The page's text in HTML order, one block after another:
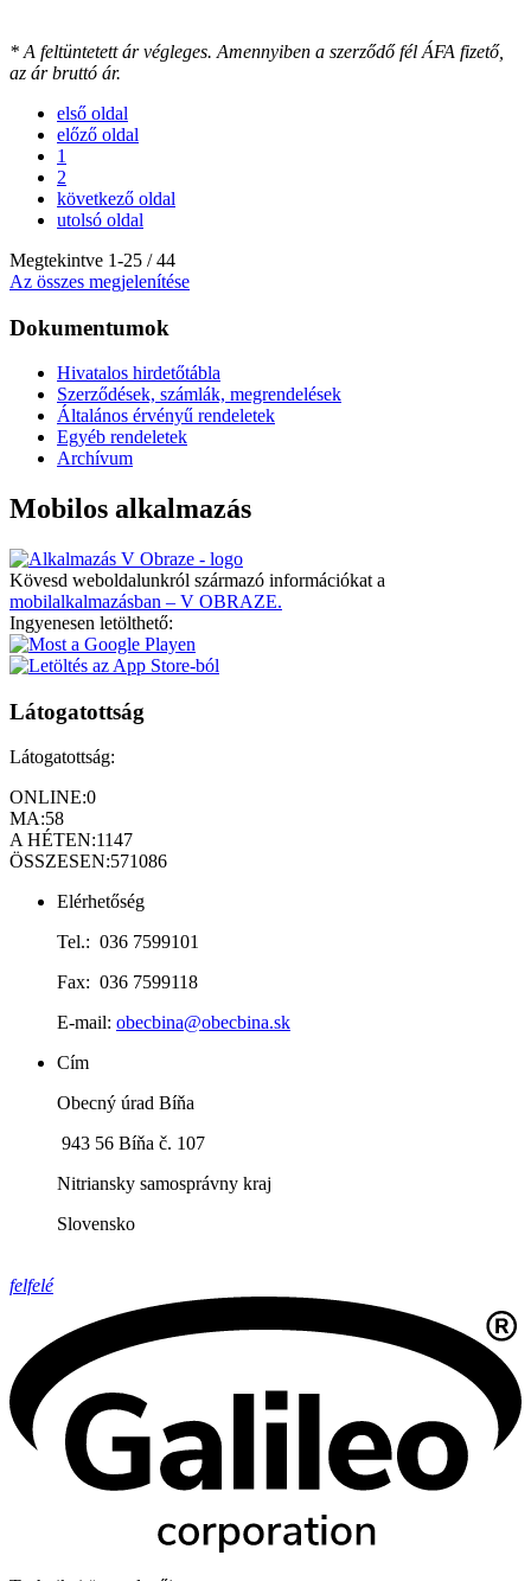
* A feltüntetett ár végleges. Amennyiben a szerződő fél ÁFA fizető,
az ár bruttó ár.
első oldal
előző oldal
1
2
következő oldal
utolsó oldal
Megtekintve 1-25 / 44
Az összes megjelenítése
Dokumentumok
Hivatalos hirdetőtábla
Szerződések, számlák, megrendelések
Általános érvényű rendeletek
Egyéb rendeletek
Archívum
Mobilos alkalmazás
Kövesd weboldalunkról származó információkat a
mobilalkalmazásban – V OBRAZE.
Ingyenesen letölthető:
Látogatottság
Látogatottság:
ONLINE:0
MA:58
A HÉTEN:1147
ÖSSZESEN:571086
Elérhetőség
Tel.: 036 7599101
Fax: 036 7599118
E-mail: obecbina@obecbina.sk
Cím
Obecný úrad Bíňa
943 56 Bíňa č. 107
Nitriansky samosprávny kraj
Slovensko
felfelé